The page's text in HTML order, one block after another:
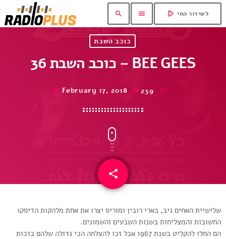
search menu play_arrow לשידור החי
כוכב השבת
כוכב השבת 36 – BEE GEES
today February 17, 2018 239
share
email
שלישיית האחים גיב, בארי רובין ומוריס יצרו את אחת מלהקות הדיסקו
החשובות והמצליחות בשנות השבעים והשמונים.
הם החלו להקליט בשנת 1967 אבל זכו להצלחה הכי גדולה שלהם בזכות